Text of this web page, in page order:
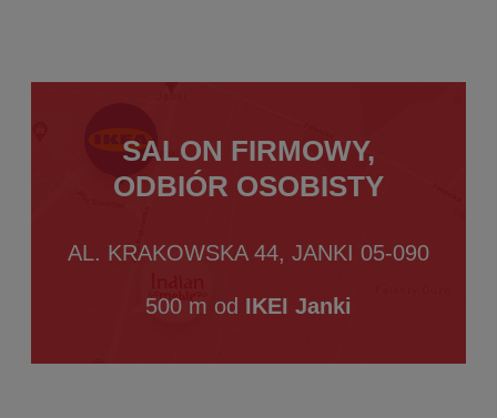
SALON FIRMOWY,
ODBIÓR OSOBISTY
AL. KRAKOWSKA 44, JANKI 05-090
500 m od IKEI Janki